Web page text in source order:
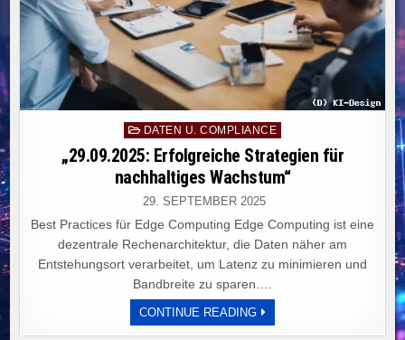
Posted
in
DATEN U. COMPLIANCE
„29.09.2025: Erfolgreiche Strategien für
nachhaltiges Wachstum“
29. SEPTEMBER 2025
Best Practices für Edge Computing Edge Computing ist eine
dezentrale Rechenarchitektur, die Daten näher am
Entstehungsort verarbeitet, um Latenz zu minimieren und
Bandbreite zu sparen….
CONTINUE READING„29.09.2025:
ERFOLGREICHE
STRATEGIEN